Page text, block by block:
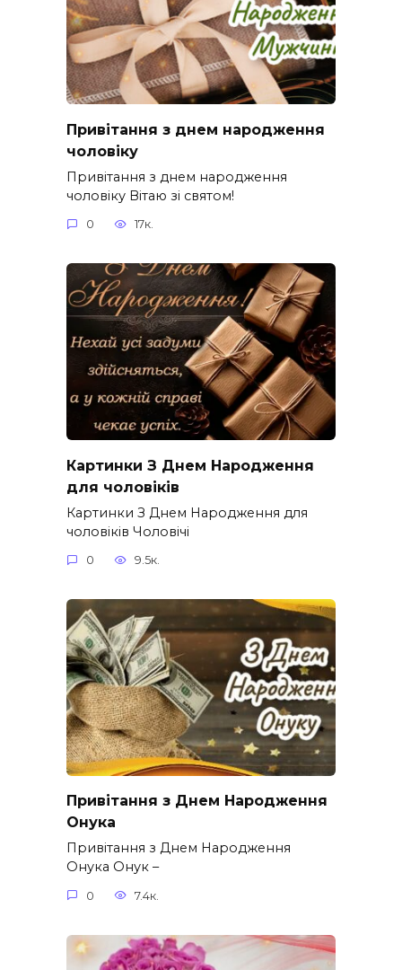
Привітання з днем народження
чоловіку
Привітання з днем народження
чоловіку Вітаю зі святом!
0 17к.
Картинки З Днем Народження
для чоловіків​
Картинки З Днем Народження для
чоловіків​ Чоловічі
0 9.5к.
Привітання з Днем Народження
Онука
Привітання з Днем Народження
Онука Онук –
0 7.4к.